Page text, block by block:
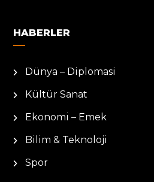
HABERLER
Dünya – Diplomasi
Kültür Sanat
Ekonomi – Emek
Bilim & Teknoloji
Spor